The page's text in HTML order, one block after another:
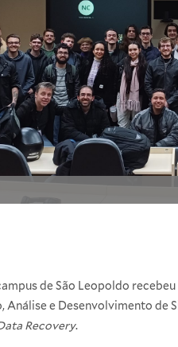
de São Leopoldo recebeu
Análise e Desenvolvimento de
Recovery.